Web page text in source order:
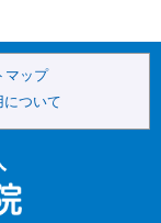
マップ
について